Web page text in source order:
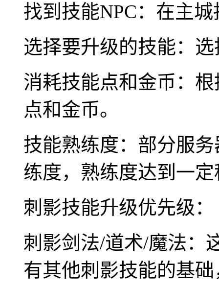
找到技能NPC：在主
选择要升级的技能：
消耗技能点和金币：
点和金币。
技能熟练度：部分服
练度，熟练度达到一
刺影技能升级优先级：
刺影剑法/道术/魔法：
有其他刺影技能的基